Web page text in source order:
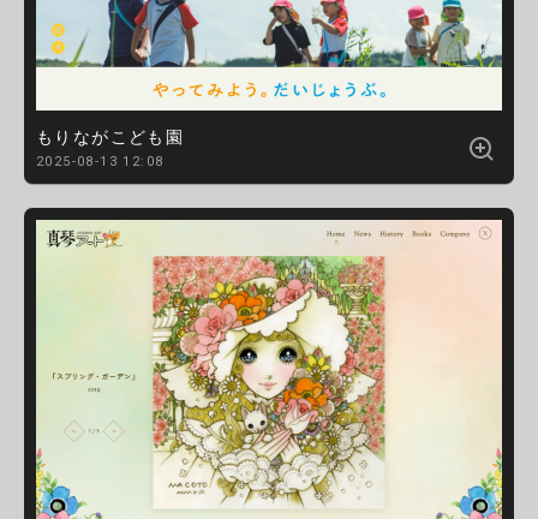
もりながこども園
2025-08-13 12:08